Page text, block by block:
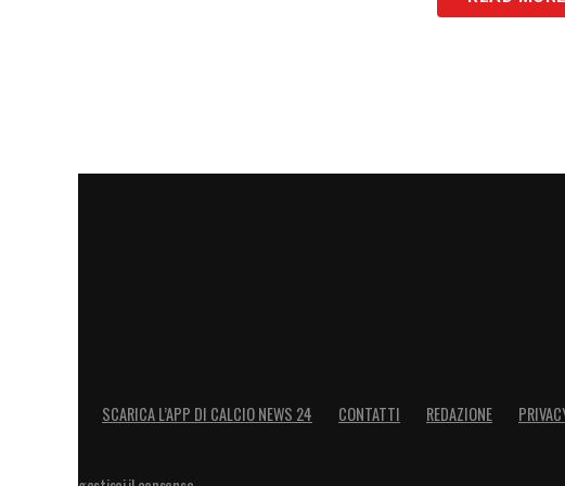
le risorse che mi vengono date. Le richieste nei
SCARICA L’APP DI CALCIO NEWS 24 CONTATTI REDAZIONE